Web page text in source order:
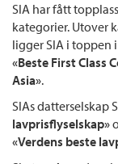
SIA har fått
kategorier. Utover
ligger SIA i toppen
«Beste First Class
Asia».
SIAs datterselskap
lavprisflyselskap»
«Verdens beste